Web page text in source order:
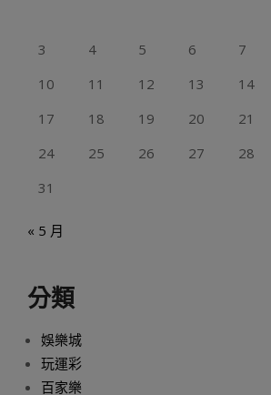
3
4 5 6 7
10
11 12 13 14
17
18 19 20 21
24
25 26 27 28
31
« 5 月
分類
娛樂城
玩運彩
百家樂